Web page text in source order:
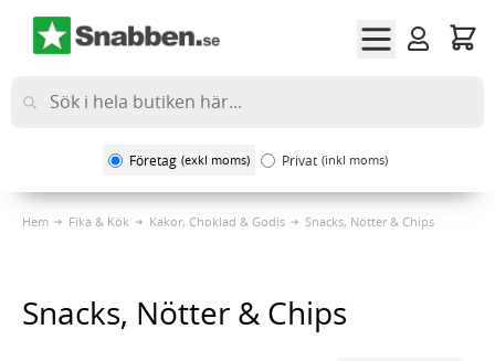
Företag (exkl moms) Privat (inkl moms)
Hem Fika & Kök Kakor, Choklad & Godis Snacks, Nötter & Chips
Snacks, Nötter & Chips